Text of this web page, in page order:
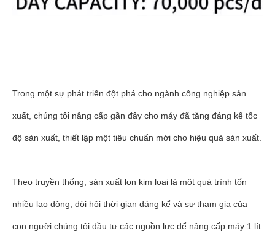
Trong một sự phát triển đột phá cho ngành công nghiệp sản
xuất, chúng tôi nâng cấp gần đây cho máy đã tăng đáng kể tốc
độ sản xuất, thiết lập một tiêu chuẩn mới cho hiệu quả sản xuất.
Theo truyền thống, sản xuất lon kim loại là một quá trình tốn
nhiều lao động, đòi hỏi thời gian đáng kể và sự tham gia của
con người.chúng tôi đầu tư các nguồn lực để nâng cấp máy 1 lít